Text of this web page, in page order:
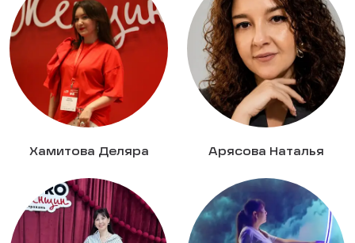
Хамитова Деляра Арясова Наталья